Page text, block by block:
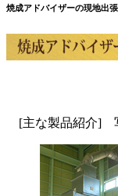
焼成アドバイザーの現地出
[主な製品紹介]